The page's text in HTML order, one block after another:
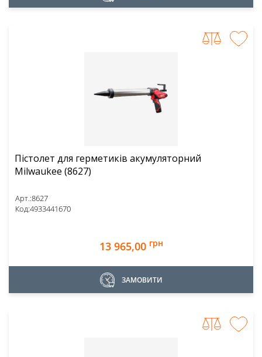
Пістолет для герметиків акумуляторний
Milwaukee (8627)
Арт.:8627
Код:4933441670
13 965,00 грн
ЗАМОВИТИ